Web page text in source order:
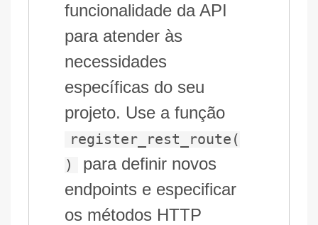
funcionalidade da API
para atender às
necessidades
específicas do seu
projeto. Use a função
register_rest_route(
)
para definir novos
endpoints e especificar
os métodos HTTP